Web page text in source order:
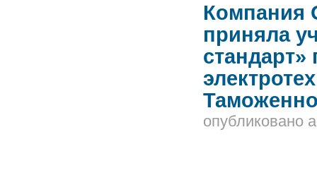
Компания
приняла
опубликовано